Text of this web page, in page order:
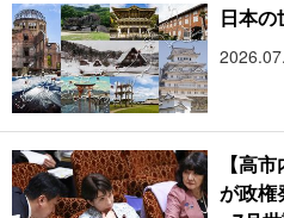
日本
【高
が政権